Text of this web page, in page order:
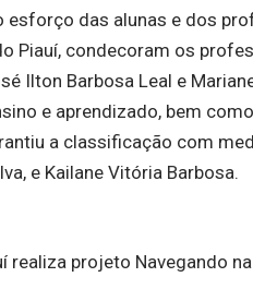
das alunas e dos
Piauí, condecoram os
Ilton Barbosa Leal e
e aprendizado, bem
a classificação com
e Kailane Vitória Barbosa.